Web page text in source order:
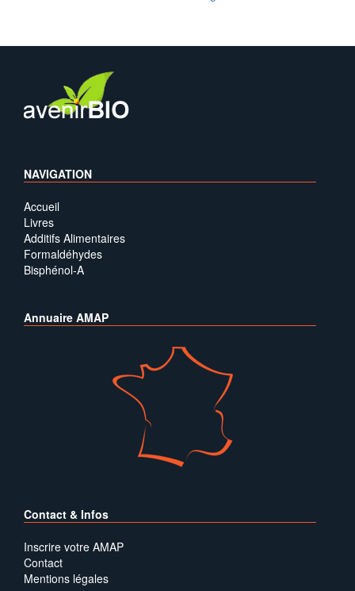
NAVIGATION
Accueil
Livres
Additifs Alimentaires
Formaldéhydes
Bisphénol-A
Annuaire AMAP
Contact & Infos
Inscrire votre AMAP
Contact
Mentions légales